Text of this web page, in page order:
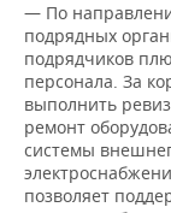
— По
подрядных
подрядчиков
персонала. За
выполнить
ремонт
системы
позволяет